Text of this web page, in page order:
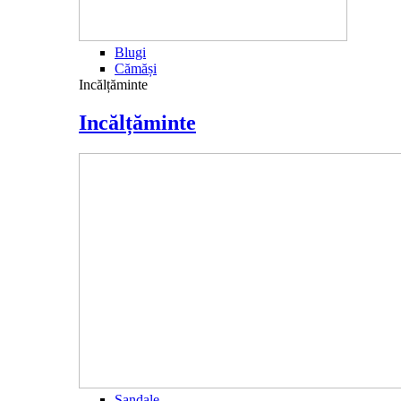
Blugi
Cămăși
Incălțăminte
Incălțăminte